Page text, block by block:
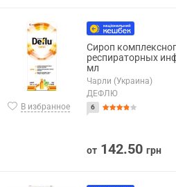
В избранное
Сироп
респираторных
мл
Чарли (Украина)
ДЕФЛЮ
6
от 142.50 грн